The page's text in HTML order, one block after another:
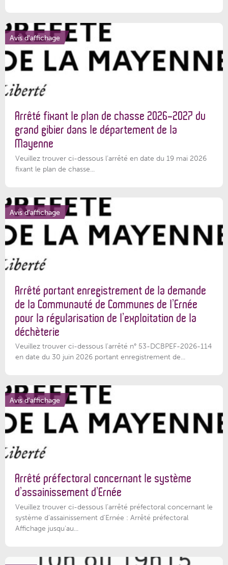
Avis d'affichage
Arrêté fixant le plan de chasse 2026-2027 du
grand gibier dans le département de la
Mayenne
Veuillez trouver ci-dessous l’arrêté en date du 19 mai 2026
fixant le plan de chasse...
Avis d'affichage
Arrêté portant enregistrement de la demande
de la Communauté de Communes de l’Ernée
pour la régularisation de l’exploitation de la
déchèterie
Veuillez trouver ci-dessous l'arrêté n° 53-DCBPEF-2026-114
en date du 30 juin 2026 portant enregistrement de...
Avis d'affichage
Arrêté préfectoral concernant le système
d’assainissement d’Ernée
Veuillez trouver ci-dessous l’arrêté préfectoral concernant le
système d'assainissement d'Ernée : Arrêté préfectoral
Affichage jusqu'au...